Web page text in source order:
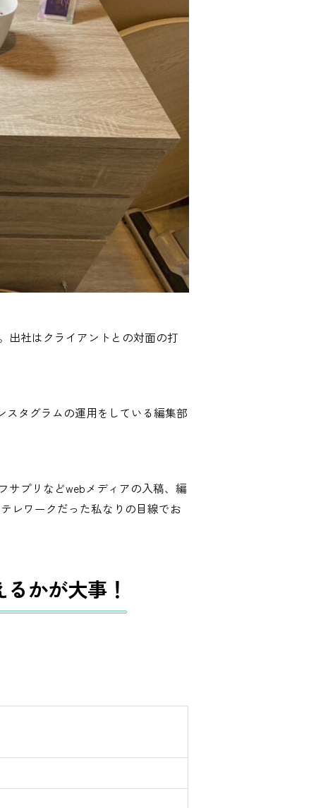
出社はクライアントとの対面の打
スタグラムの運用をしている編集部
サプリなどwebメディアの入稿、編
レワークだった私なりの目線でお
かが大事！